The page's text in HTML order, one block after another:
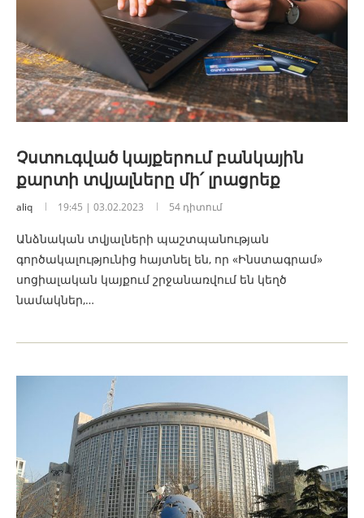
Չստուգված կայքերում բանկային
քարտի տվյալները մի՛ լրացրեք
aliq 19:45 | 03.02.2023 54 դիտում
Անձնական տվյալների պաշտպանության
գործակալությունից հայտնել են, որ «Ինստագրամ»
սոցիալական կայքում շրջանառվում են կեղծ
նամակներ,…